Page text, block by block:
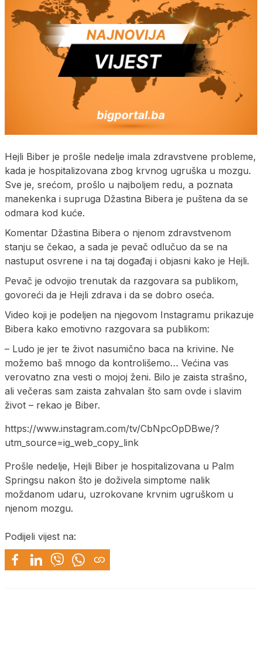
Hejli Biber je prošle nedelje imala zdravstvene probleme,
kada je hospitalizovana zbog krvnog ugruška u mozgu.
Sve je, srećom, prošlo u najboljem redu, a poznata
manekenka i supruga Džastina Bibera je puštena da se
odmara kod kuće.
Komentar Džastina Bibera o njenom zdravstvenom
stanju se čekao, a sada je pevač odlučuo da se na
nastuput osvrene i na taj događaj i objasni kako je Hejli.
Pevač je odvojio trenutak da razgovara sa publikom,
govoreći da je Hejli zdrava i da se dobro oseća.
Video koji je podeljen na njegovom Instagramu prikazuje
Bibera kako emotivno razgovara sa publikom:
– Ludo je jer te život nasumično baca na krivine. Ne
možemo baš mnogo da kontrolišemo… Većina vas
verovatno zna vesti o mojoj ženi. Bilo je zaista strašno,
ali večeras sam zaista zahvalan što sam ovde i slavim
život – rekao je Biber.
https://www.instagram.com/tv/CbNpcOpDBwe/?
utm_source=ig_web_copy_link
Prošle nedelje, Hejli Biber je hospitalizovana u Palm
Springsu nakon što je doživela simptome nalik
moždanom udaru, uzrokovane krvnim ugruškom u
njenom mozgu.
Podijeli vijest na: